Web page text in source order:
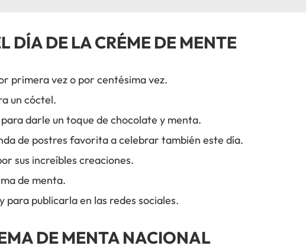
DÍA DE LA CRÉME DE MENTE
primera vez o por centésima vez.
un cóctel.
darle un toque de chocolate y menta.
de postres favorita a celebrar también este día.
sus increíbles creaciones.
de menta.
publicarla en las redes sociales.
DE MENTA NACIONAL